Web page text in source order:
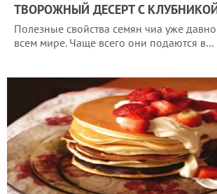
ТВОРОЖНЫЙ ДЕСЕРТ С
Полезные свойства семян чиа уже
всем мире. Чаще всего они подаются в…